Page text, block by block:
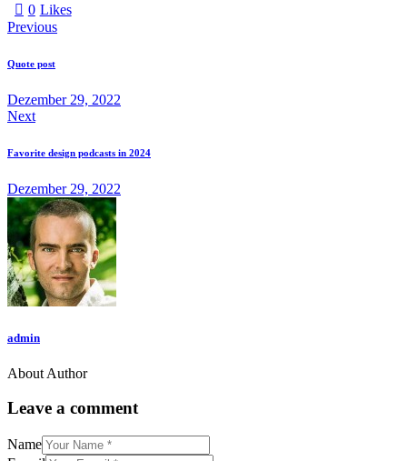
0 Likes
Previous
Quote post
Dezember 29, 2022
Next
Favorite design podcasts in 2024
Dezember 29, 2022
admin
About Author
Leave a comment
Name